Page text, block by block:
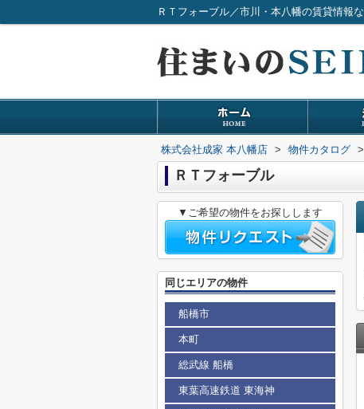
ＲＴフォーブル／市川・本八幡の賃貸情報
株式会社成家 本八幡店 > 物件カタログ >
ＲＴフォーブル
▼ご希望の物件をお探しします
同じエリアの物件
船橋市
本町
総武線 船橋
東葉高速鉄道 東海神